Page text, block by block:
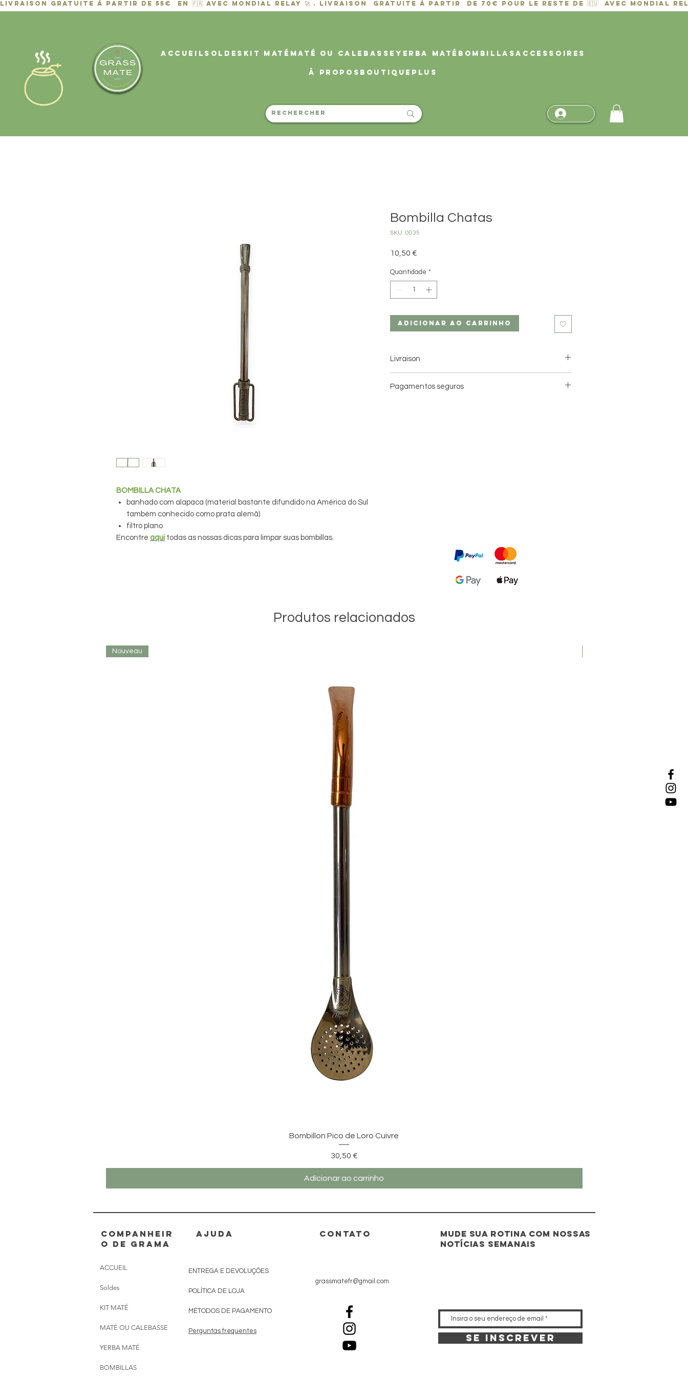
ACCUEIL Soldes KIT MATÉ MATÉ OU CALEBASSE YERBA MATÉ BOMBILLASACCESSOIRES
À propos Boutique PLUS
BOMBILLA CHATA
banhado com alapaca (material bastante difundido na América do Sul
também conhecido como prata alemã)
filtro plano
Encontre aqui todas as nossas dicas para limpar suas bombillas.
Bombilla Chatas
SKU: 0035
10,50 €
Quantidade *
Adicionar ao carrinho
Livraison
Livraison en point relais à partir de 4,40 €
Pagamentos seguros
Produtos relacionados
Visualização rápida
Nouveau
Bombillon Pico de Loro Cuivre
Preço
30,50 €
Adicionar ao carrinho
Companheir
o de grama
ACCUEIL
Soldes
KIT MATÉ
MATÉ OU CALEBASSE
YERBA MATÉ
BOMBILLAS
AJUDA
ENTREGA E DEVOLUÇÕES
POLÍTICA DE LOJA
MÉTODOS DE PAGAMENTO
Perguntas frequentes
CONTATO
grassmatefr@gmail.com
Mude sua rotina com nossas
notícias semanais
Se inscrever